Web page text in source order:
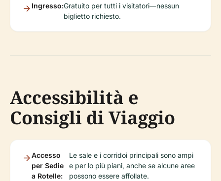
Ingresso:Gratuito per tutti i visitatori—nessun
biglietto richiesto.
Accessibilità e
Consigli di Viaggio
Accesso
per Sedie
a Rotelle:
Le sale e i corridoi principali sono ampi
e per lo più piani, anche se alcune aree
possono essere affollate.